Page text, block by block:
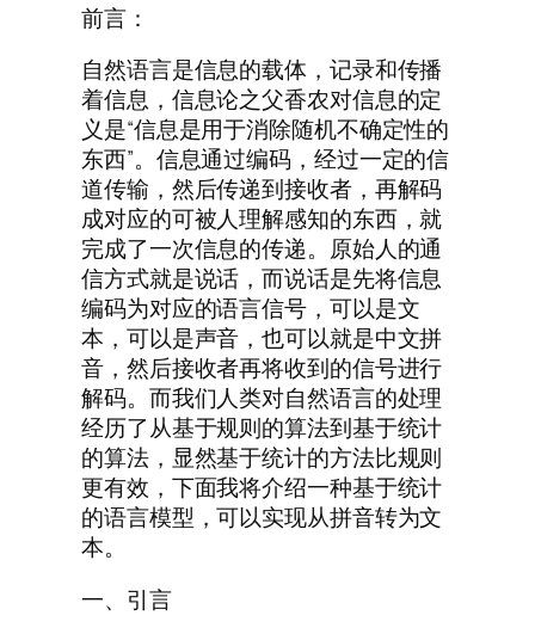
前言：
自然语言是信息的载体，记录和传播
着信息，信息论之父香农对信息的定
义是“信息是用于消除随机不确定性的
东西”。信息通过编码，经过一定的信
道传输，然后传递到接收者，再解码
成对应的可被人理解感知的东西，就
完成了一次信息的传递。原始人的通
信方式就是说话，而说话是先将信息
编码为对应的语言信号，可以是文
本，可以是声音，也可以就是中文拼
音，然后接收者再将收到的信号进行
解码。而我们人类对自然语言的处理
经历了从基于规则的算法到基于统计
的算法，显然基于统计的方法比规则
更有效，下面我将介绍一种基于统计
的语言模型，可以实现从拼音转为文
本。
一、引言